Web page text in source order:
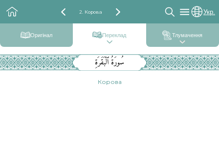
2. Корова Укр.
Оригінал Переклад Тлумачення
سُورَةُ ٱلْبَقَرَةِ
Корова